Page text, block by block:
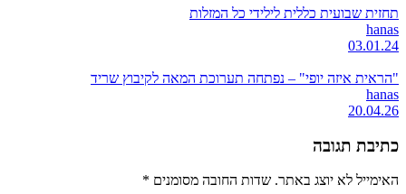
תחזית שבועית כללית לילידי כל המזלות
hanas
03.01.24
"הראית איזה יופי" – נפתחה תערוכת המאה לקיבוץ שריד
hanas
20.04.26
כתיבת תגובה
האימייל לא יוצג באתר. שדות החובה מסומנים *